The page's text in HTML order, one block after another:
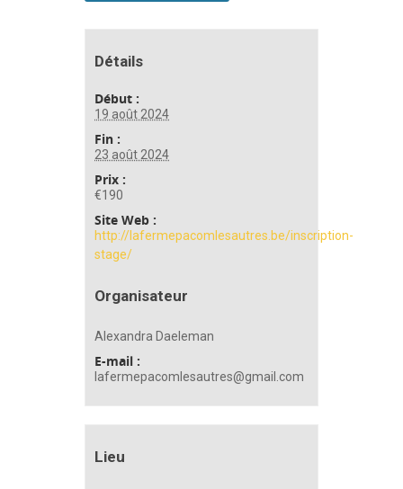
Détails
Début :
19 août 2024
Fin :
23 août 2024
Prix :
€190
Site Web :
http://lafermepacomlesautres.be/inscription-
stage/
Organisateur
Alexandra Daeleman
E-mail :
lafermepacomlesautres@gmail.com
Lieu